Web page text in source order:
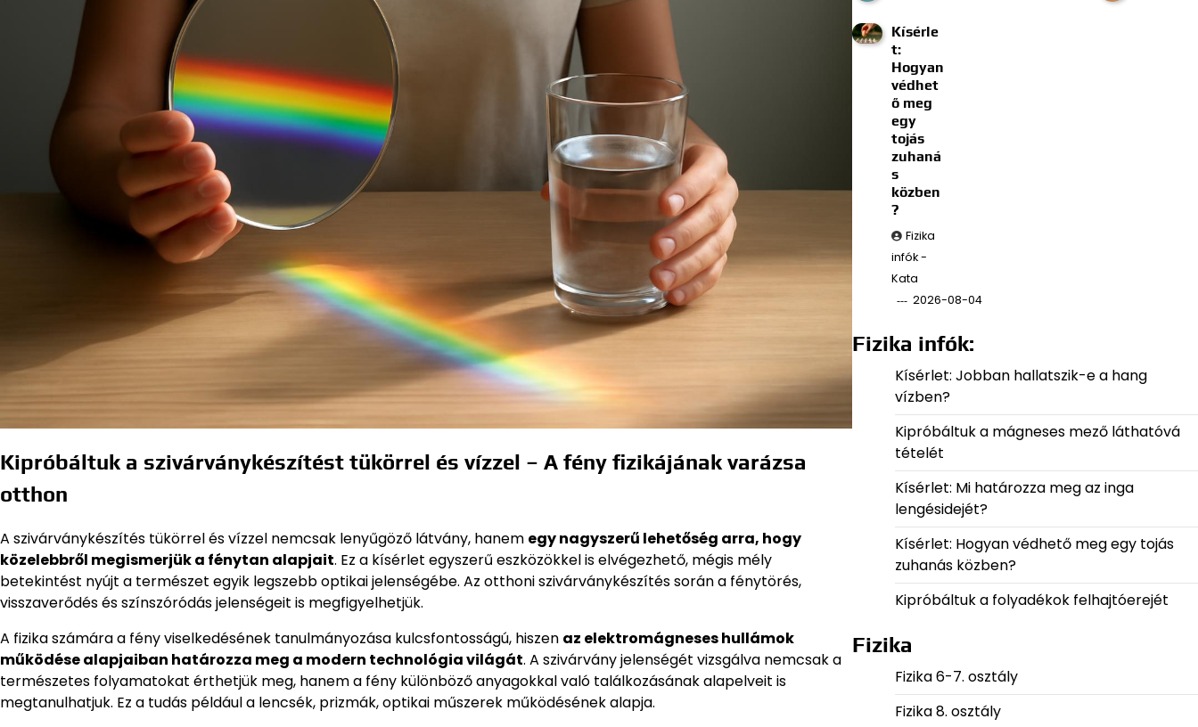
Kipróbáltuk a szivárványkészítést tükörrel és vízzel – A fény fizikájának varázsa
otthon
A szivárványkészítés tükörrel és vízzel nemcsak lenyűgöző látvány, hanem egy nagyszerű lehetőség arra, hogy
közelebbről megismerjük a fénytan alapjait. Ez a kísérlet egyszerű eszközökkel is elvégezhető, mégis mély
betekintést nyújt a természet egyik legszebb optikai jelenségébe. Az otthoni szivárványkészítés során a fénytörés,
visszaverődés és színszóródás jelenségeit is megfigyelhetjük.
A fizika számára a fény viselkedésének tanulmányozása kulcsfontosságú, hiszen az elektromágneses hullámok
működése alapjaiban határozza meg a modern technológia világát. A szivárvány jelenségét vizsgálva nemcsak a
természetes folyamatokat érthetjük meg, hanem a fény különböző anyagokkal való találkozásának alapelveit is
megtanulhatjuk. Ez a tudás például a lencsék, prizmák, optikai műszerek működésének alapja.
Kísérle
t:
Hogyan
védhet
ő meg
egy
tojás
zuhaná
s
közben
?
Fizika
infók -
Kata
2026-08-04
Fizika infók:
Kísérlet: Jobban hallatszik-e a hang
vízben?
Kipróbáltuk a mágneses mező láthatóvá
tételét
Kísérlet: Mi határozza meg az inga
lengésidejét?
Kísérlet: Hogyan védhető meg egy tojás
zuhanás közben?
Kipróbáltuk a folyadékok felhajtóerejét
Fizika
Fizika 6-7. osztály
Fizika 8. osztály